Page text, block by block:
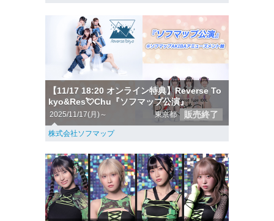
【11/17 18:20 オンライン特典】Reverse To
kyo&Res💘Chu『ソフマップ公演』
2025/11/17(月)～ 東京都 販売終了
株式会社ソフマップ